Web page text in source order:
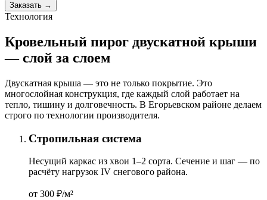
Заказать →
Технология
Кровельный пирог двускатной крыши
— слой за слоем
Двускатная крыша — это не только покрытие. Это
многослойная конструкция, где каждый слой работает на
тепло, тишину и долговечность. В Егорьевском районе делаем
строго по технологии производителя.
Стропильная система
Несущий каркас из хвои 1–2 сорта. Сечение и шаг — по
расчёту нагрузок IV снегового района.
от 300 ₽/м²